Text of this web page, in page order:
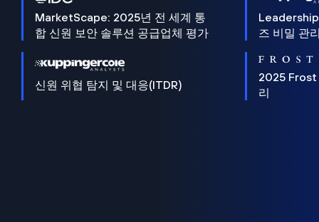
MarketScape: 2025년 전 세계 통
합 신원 보안 솔루션 공급업체 평가
즈 비밀 관
신원 위협 탐지 및 대응(ITDR)
2025 Frost
리